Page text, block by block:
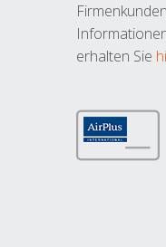
erhalten Sie